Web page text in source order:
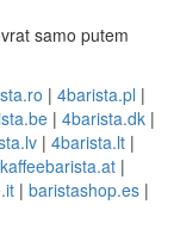
samo putem
| 4barista.pl |
| 4barista.dk |
| 4barista.lt |
kaffeebarista.at|
| baristashop.es|